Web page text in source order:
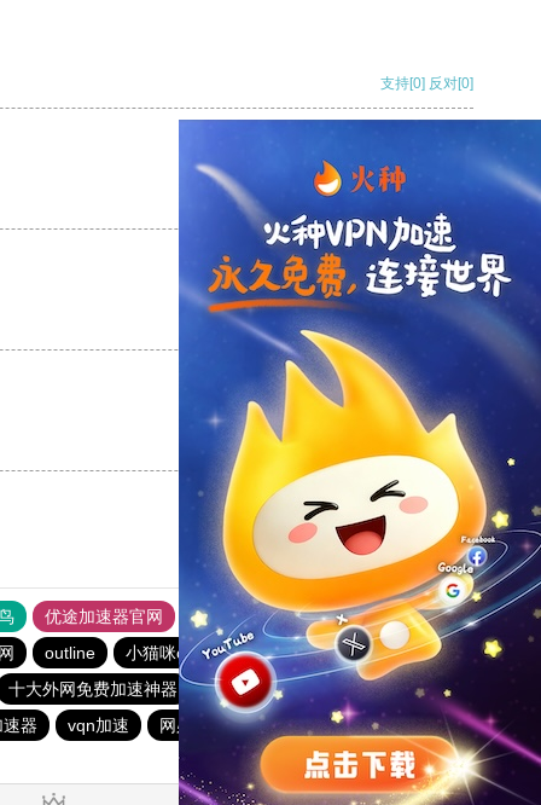
支持[0] 反对[0]
反对
反对[0]
优途加速器官网 风驰加速器 旋风加速器
八戒看书
outline 小猫咪ciash加速器
twitter加速器
十大外网免费加速神器 BitzNet加速器
永久不收费的加速器
器 vqn加速 网必通 toto加速器
暴雪加速器